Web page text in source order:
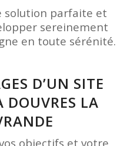
solution parfaite et
sereinement
en toute sérénité.
D’UN SITE
DOUVRES LA
objectifs et votre